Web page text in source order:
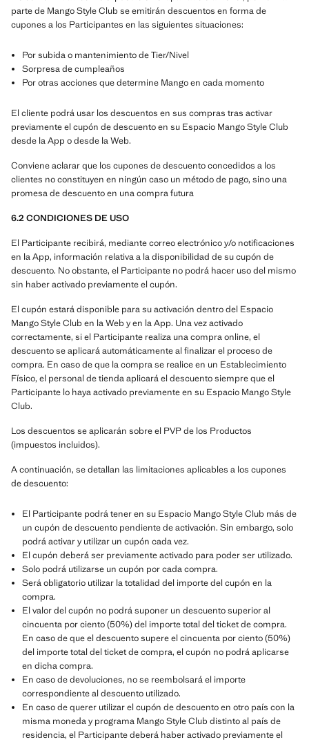
parte de Mango Style Club se emitirán descuentos en forma de
cupones a los Participantes en las siguientes situaciones:
Por subida o mantenimiento de Tier/Nivel
Sorpresa de cumpleaños
Por otras acciones que determine Mango en cada momento
El cliente podrá usar los descuentos en sus compras tras activar
previamente el cupón de descuento en su Espacio Mango Style Club
desde la App o desde la Web.
Conviene aclarar que los cupones de descuento concedidos a los
clientes no constituyen en ningún caso un método de pago, sino una
promesa de descuento en una compra futura
6.2 CONDICIONES DE USO
El Participante recibirá, mediante correo electrónico y/o notificaciones
en la App, información relativa a la disponibilidad de su cupón de
descuento. No obstante, el Participante no podrá hacer uso del mismo
sin haber activado previamente el cupón.
El cupón estará disponible para su activación dentro del Espacio
Mango Style Club en la Web y en la App. Una vez activado
correctamente, si el Participante realiza una compra online, el
descuento se aplicará automáticamente al finalizar el proceso de
compra. En caso de que la compra se realice en un Establecimiento
Físico, el personal de tienda aplicará el descuento siempre que el
Participante lo haya activado previamente en su Espacio Mango Style
Club.
Los descuentos se aplicarán sobre el PVP de los Productos
(impuestos incluidos).
A continuación, se detallan las limitaciones aplicables a los cupones
de descuento:
El Participante podrá tener en su Espacio Mango Style Club más de
un cupón de descuento pendiente de activación. Sin embargo, solo
podrá activar y utilizar un cupón cada vez.
El cupón deberá ser previamente activado para poder ser utilizado.
Solo podrá utilizarse un cupón por cada compra.
Será obligatorio utilizar la totalidad del importe del cupón en la
compra.
El valor del cupón no podrá suponer un descuento superior al
cincuenta por ciento (50%) del importe total del ticket de compra.
En caso de que el descuento supere el cincuenta por ciento (50%)
del importe total del ticket de compra, el cupón no podrá aplicarse
en dicha compra.
En caso de devoluciones, no se reembolsará el importe
correspondiente al descuento utilizado.
En caso de querer utilizar el cupón de descuento en otro país con la
misma moneda y programa Mango Style Club distinto al país de
residencia, el Participante deberá haber activado previamente el